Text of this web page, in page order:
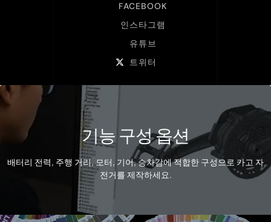
FACEBOOK
인스타그램
유튜브
트위터
기능 구성 옵션
배터리 전력, 주행 거리, 모터, 기어, 승차감에 적합한 구성으로 카고 자
전거를 제작하세요.